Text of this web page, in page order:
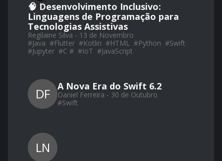
🧠 Desenvolvimento Inclusivo:
Linguagens de Programação para
Tecnologias Assistivas
Regilaine Silva - 13 de Novembro
#Java #Flutter #Kotlin #HTML #Python #Swift
#Jupyter #C # #IoT #JavaScript
DF A Nova Era do Swift 6.2
Daniel Ferreira - 30 de Outubro
#Swift
LN